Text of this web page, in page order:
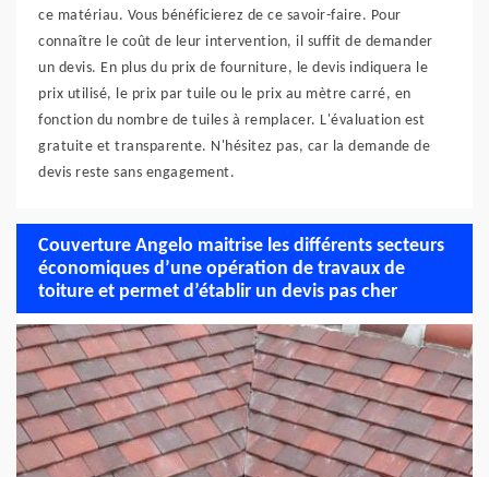
ce matériau. Vous bénéficierez de ce savoir-faire. Pour
connaître le coût de leur intervention, il suffit de demander
un devis. En plus du prix de fourniture, le devis indiquera le
prix utilisé, le prix par tuile ou le prix au mètre carré, en
fonction du nombre de tuiles à remplacer. L'évaluation est
gratuite et transparente. N'hésitez pas, car la demande de
devis reste sans engagement.
Couverture Angelo maitrise les différents secteurs
économiques d’une opération de travaux de
toiture et permet d’établir un devis pas cher